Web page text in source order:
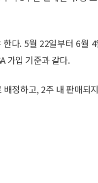
다. 5월 22일부터 6월
가입 기준과 같다.
정하고, 2주 내 판매되